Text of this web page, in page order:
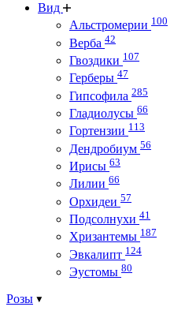
Вид
Альстромерии 100
Верба 42
Гвоздики 107
Герберы 47
Гипсофила 285
Гладиолусы 66
Гортензии 113
Дендробиум 56
Ирисы 63
Лилии 66
Орхидеи 57
Подсолнухи 41
Хризантемы 187
Эвкалипт 124
Эустомы 80
Розы